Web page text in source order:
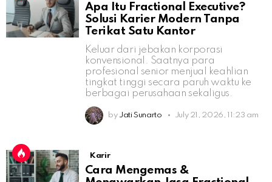
Apa Itu Fractional Executive?
Solusi Karier Modern Tanpa
Terikat Satu Kantor
Keluar dari jebakan korporasi
konvensional. Saatnya para
profesional senior menjual keahlian
tingkat tinggi secara paruh waktu ke
berbagai perusahaan sekaligus.
by Jati Sunarto July 21, 2026, 11:23 am
Karir
Cara Mengemas &